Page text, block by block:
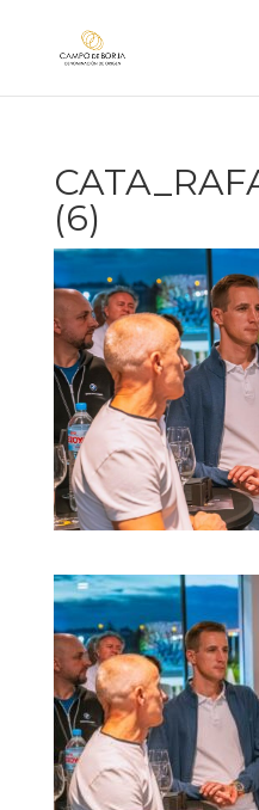
(6)